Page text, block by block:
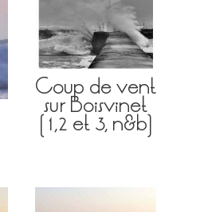
Coup de vent
sur Boisvinet
(1,2 et 3, n&b)